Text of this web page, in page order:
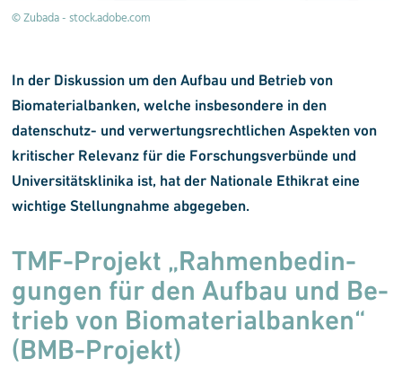
© Zubada - stock.adobe.com
In der Diskussion um den Aufbau und Betrieb von
Biomaterialbanken, welche insbesondere in den
datenschutz- und verwertungsrechtlichen Aspekten von
kritischer Relevanz für die Forschungsverbünde und
Universitätsklinika ist, hat der Nationale Ethikrat eine
wichtige Stellungnahme abgegeben.
TMF-Pro­jekt „Rah­men­be­din­
gun­gen für den Auf­bau und Be­
trieb von Bio­ma­te­ri­al­ban­ken“
(BMB-Pro­jekt)